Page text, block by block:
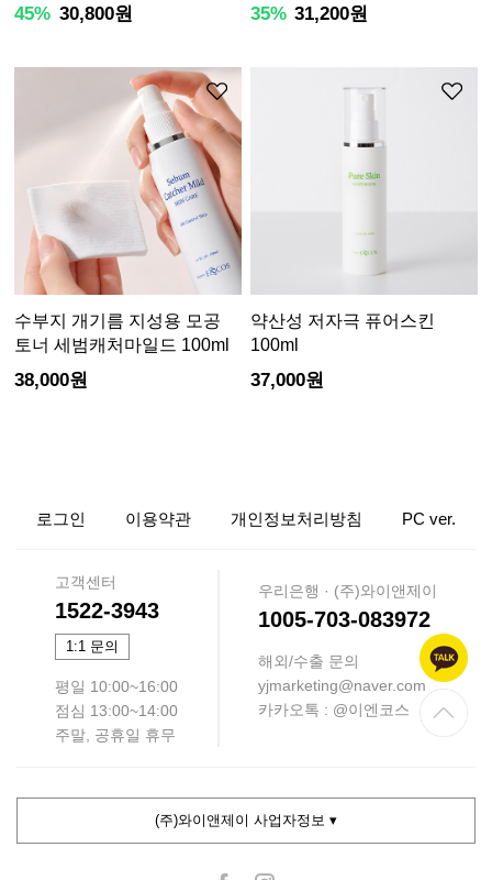
45% 30,800원 35% 31,200원
수부지 개기름 지성용 모공
토너 세범캐처마일드 100ml
38,000원
약산성 저자극 퓨어스킨
100ml
37,000원
로그인 이용약관 개인정보처리방침 PC ver.
고객센터
1522-3943
1:1 문의
평일 10:00~16:00
점심 13:00~14:00
주말, 공휴일 휴무
우리은행 · (주)와이앤제이
1005-703-083972
해외/수출 문의
yjmarketing@naver.com
카카오톡 : @이엔코스
(주)와이앤제이 사업자정보 ▾